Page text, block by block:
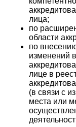
лица;
по
области
по
изменений
лице в
(в связи с
места или